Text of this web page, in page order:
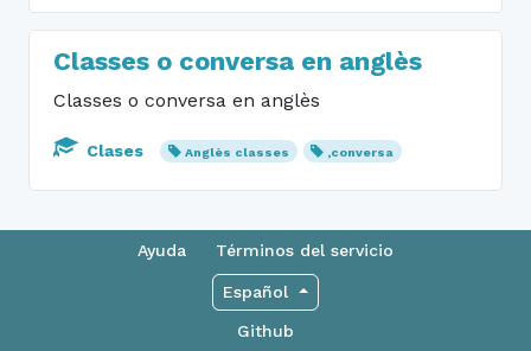
Classes o conversa en anglès
Classes o conversa en anglès
Clases Anglès classes ,conversa
Ayuda Términos del servicio
Español
Github